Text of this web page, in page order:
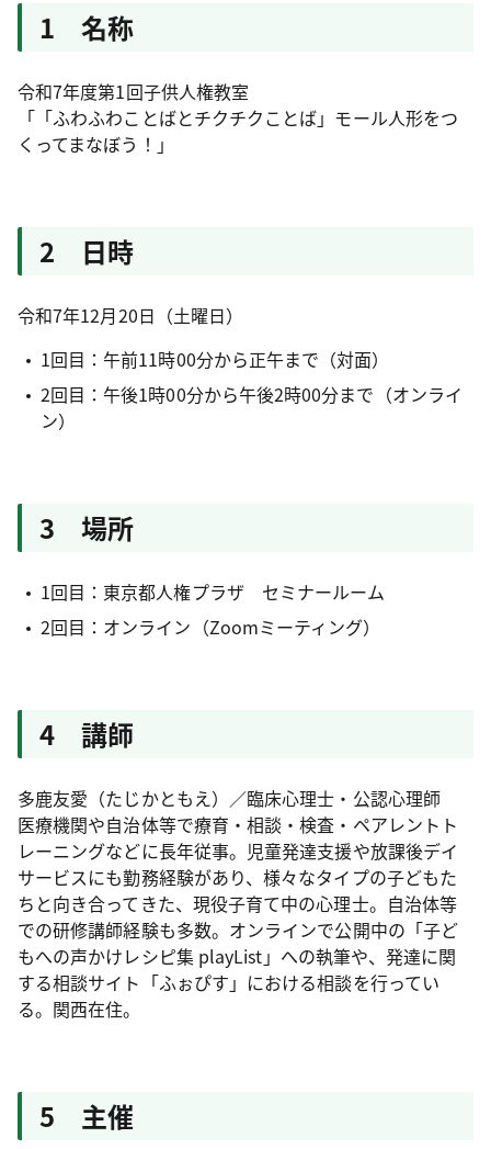
1 名称
令和7年度第1回子供人権教室
「「ふわふわことばとチクチクことば」モール人形をつ
くってまなぼう！」
2 日時
令和7年12月20日（土曜日）
1回目：午前11時00分から正午まで（対面）
2回目：午後1時00分から午後2時00分まで（オンライ
ン）
3 場所
1回目：東京都人権プラザ セミナールーム
2回目：オンライン（Zoomミーティング）
4 講師
多鹿友愛（たじかともえ）／臨床心理士・公認心理師
医療機関や自治体等で療育・相談・検査・ペアレントト
レーニングなどに長年従事。児童発達支援や放課後デイ
サービスにも勤務経験があり、様々なタイプの子どもた
ちと向き合ってきた、現役子育て中の心理士。自治体等
での研修講師経験も多数。オンラインで公開中の「子ど
もへの声かけレシピ集 playList」への執筆や、発達に関
する相談サイト「ふぉぴす」における相談を行ってい
る。関西在住。
5 主催